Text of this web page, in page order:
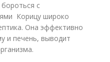
с
Корицу широко
Она эффективно
и печень, выводит